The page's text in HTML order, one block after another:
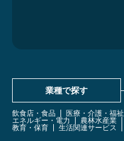
業種で探す
飲食店・食品 医療・介護・福祉
エネルギー・電力
農林水産業
教育・保育
生活関連サービス